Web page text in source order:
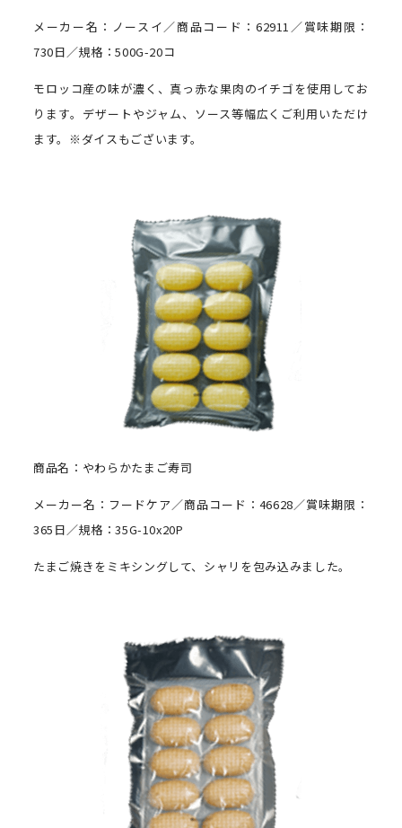
メーカー名：ノースイ／商品コード：62911／賞味期限：
730日／規格：500G-20コ
モロッコ産の味が濃く、真っ赤な果肉のイチゴを使用してお
ります。デザートやジャム、ソース等幅広くご利用いただけ
ます。※ダイスもございます。
商品名：やわらかたまご寿司
メーカー名：フードケア／商品コード：46628／賞味期限：
365日／規格：35G-10x20P
たまご焼きをミキシングして、シャリを包み込みました。